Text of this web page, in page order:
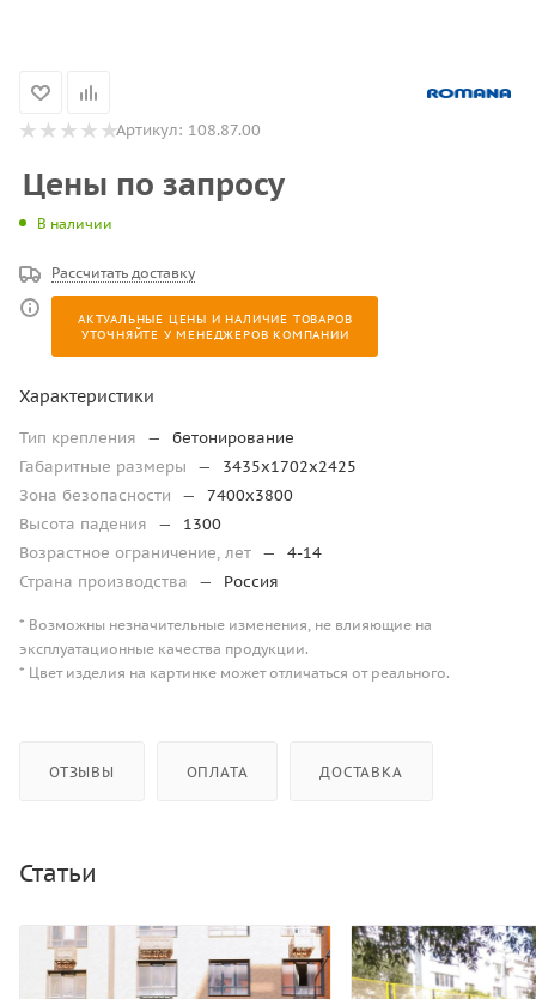
Артикул: 108.87.00
Цены по запросу
В наличии
Рассчитать доставку
АКТУАЛЬНЫЕ ЦЕНЫ И НАЛИЧИЕ ТОВАРОВ
УТОЧНЯЙТЕ У МЕНЕДЖЕРОВ КОМПАНИИ
Характеристики
Тип крепления —
бетонирование
Габаритные размеры
—
3435х1702х2425
Зона безопасности
—
7400х3800
Высота падения
—
1300
Возрастное ограничение, лет —
4-14
Страна производства
— Россия
* Возможны незначительные изменения, не влияющие на
эксплуатационные качества продукции.
* Цвет изделия на картинке может отличаться от реального.
ОТЗЫВЫ ОПЛАТА ДОСТАВКА
Статьи